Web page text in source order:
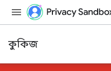
কুকিজ